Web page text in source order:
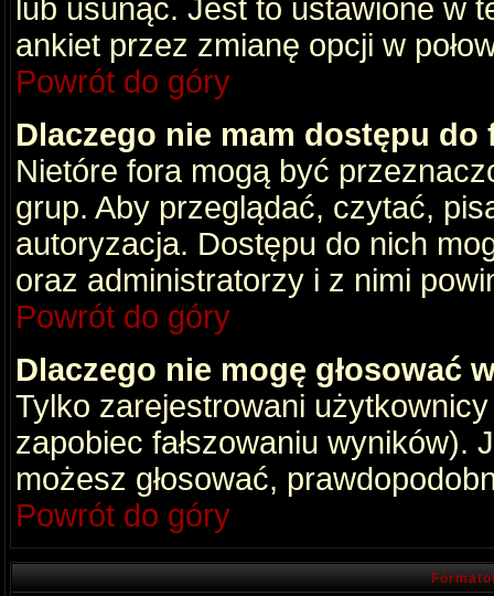
lub usunąć. Jest to ustawione w
ankiet przez zmianę opcji w
Powrót do góry
Dlaczego nie mam dostępu do
Nietóre fora mogą być
grup. Aby przeglądać, czytać,
autoryzacja. Dostępu do nich
oraz administratorzy i z nimi
Powrót do góry
Dlaczego nie mogę głosować
Tylko zarejestrowani
zapobiec fałszowaniu wyników).
możesz głosować,
Powrót do góry